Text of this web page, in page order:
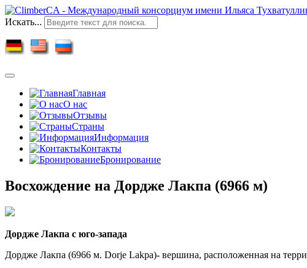
Искать...
Главная
О нас
Отзывы
Страны
Информация
Контакты
Бронирование
Восхождение на Дордже Лакпа (6966 м)
Дордже Лакпа с юго-запада
Дордже Лакпа (6966 м. Dorje Lakpa)- вершина, расположенная на